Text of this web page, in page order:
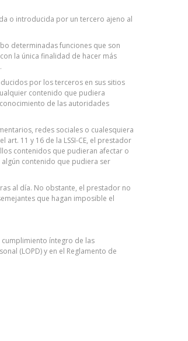
o introducida por un tercero ajeno al
determinadas funciones que son
la única finalidad de hacer más
por los terceros en sus sitios
contenido que pudiera
de las autoridades
redes sociales o cualesquiera
11 y 16 de la LSSI-CE, el prestador
contenidos que pudieran afectar o
contenido que pudiera ser
al día. No obstante, el prestador no
que hagan imposible el
íntegro de las
(LOPD) y en el Reglamento de